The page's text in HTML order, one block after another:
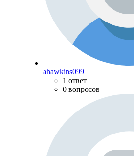
ahawkins099
1 ответ
0 вопросов